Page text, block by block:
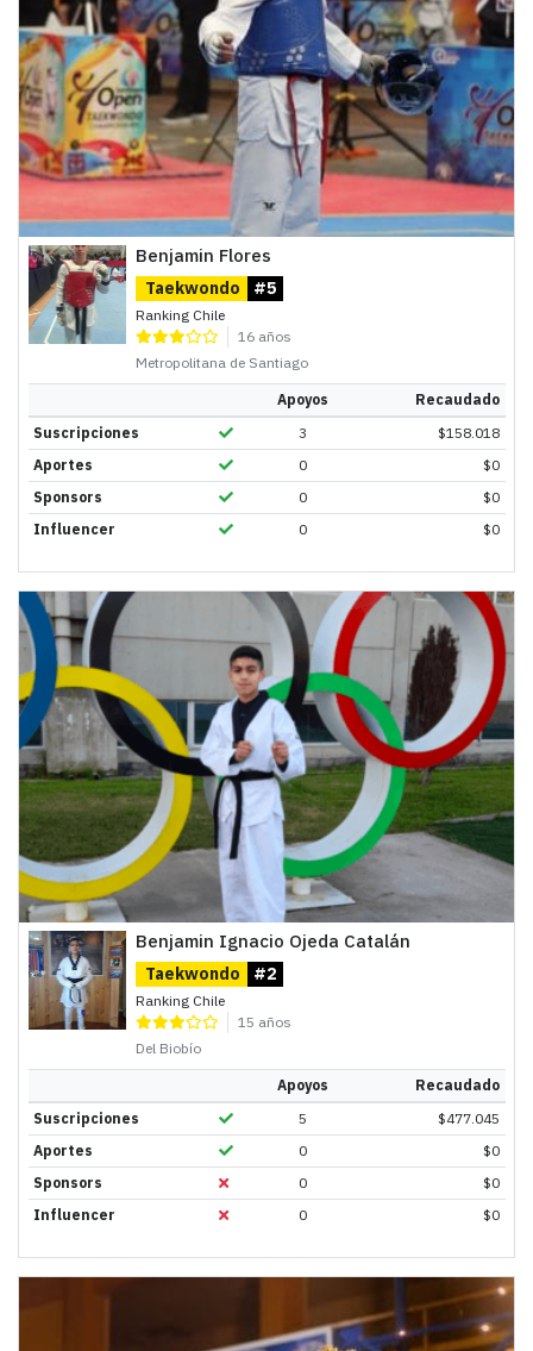
Benjamin Flores
Taekwondo #5
Ranking Chile
16 años
Metropolitana de Santiago
Apoyos
Recaudado
Suscripciones
3 $158.018
Aportes
0 $0
Sponsors
0 $0
Influencer
0 $0
Benjamin Ignacio Ojeda Catalán
Taekwondo #2
Ranking Chile
15 años
Del Biobío
Apoyos
Recaudado
Suscripciones
5 $477.045
Aportes
0 $0
Sponsors
0 $0
Influencer
0 $0